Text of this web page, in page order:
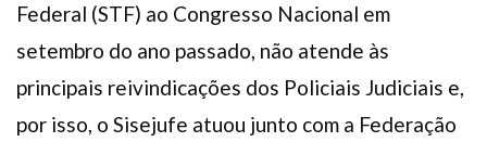
Federal (STF) ao Congresso Nacional em
setembro do ano passado, não atende às
principais reivindicações dos Policiais Judiciais e,
por isso, o Sisejufe atuou junto com a Federação